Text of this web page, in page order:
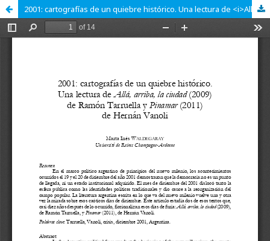
2001: cartografías de un quiebre histórico. Una lectura de <i>Allá, arriba, la ciudad</i> (2009) de Ramón Tarruella y <i>Pinamar</i> (2011) de Hernán Vanoli